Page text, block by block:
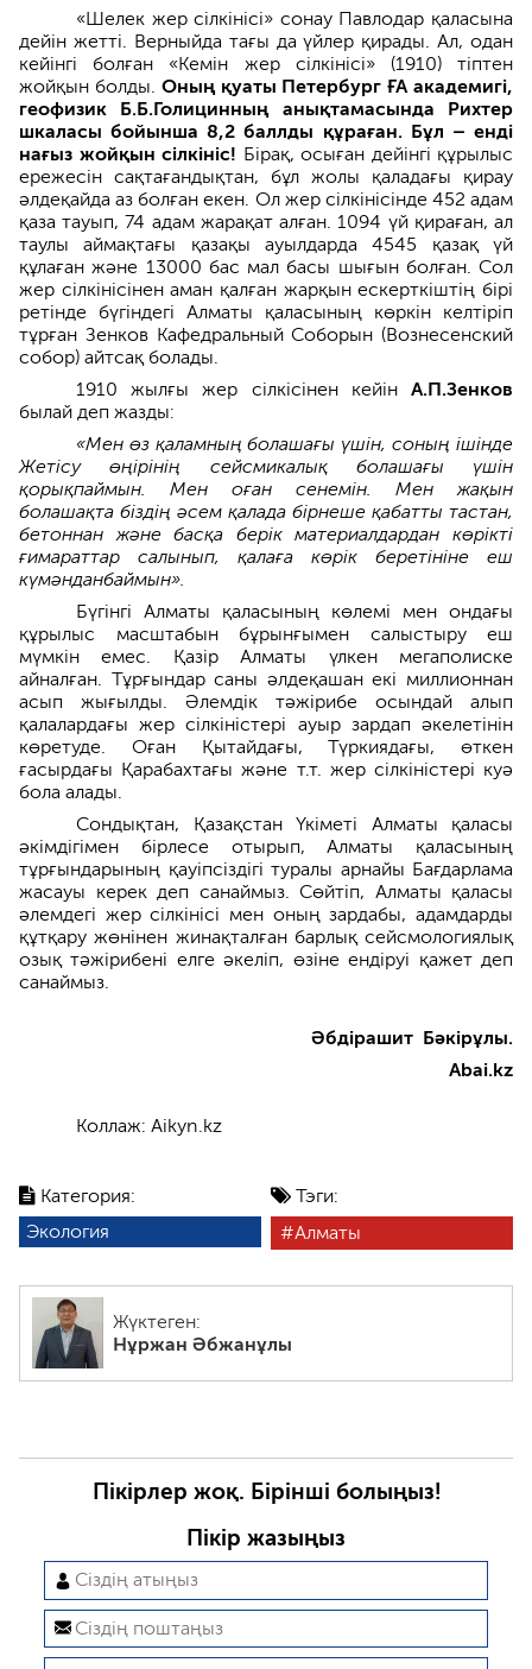
Категория:
Экология
Тэги:
Алматы
Жүктеген:
Нұржан Әбжанұлы
«Шелек жер сілкінісі» сонау Павлодар қаласына
дейін жетті. Верныйда тағы да үйлер қирады. Ал, одан
кейінгі болған «Кемін жер сілкінісі» (1910) тіптен
жойқын болды. Оның қуаты Петербург ҒА академигі,
геофизик Б.Б.Голицинның анықтамасында Рихтер
шкаласы бойынша 8,2 баллды құраған. Бұл –енді
нағыз жойқын сілкініс! Бірақ, осыған дейінгі құрылыс
ережесін сақтағандықтан, бұл жолы қаладағы қирау
әлдеқайда аз болған екен. Ол жер сілкінісінде 452 адам
қаза тауып, 74 адам жарақат алған. 1094 үй қираған, ал
таулы аймақтағы қазақы ауылдарда 4545 қазақ үй
құлаған және 13000 бас мал басы шығын болған. Сол
жер сілкінісінен аман қалған жарқын ескерткіштің бірі
ретінде бүгіндегі Алматы қаласының көркін келтіріп
тұрған Зенков Кафедральный Соборын (Вознесенский
собор) айтсақ болады.
1910 жылғы жер сілкісінен кейін А.П.Зенков
былай деп жазды:
«Мен өз қаламның болашағы үшін, соның ішінде
Жетісу өңірінің сейсмикалық болашағы үшін
қорықпаймын. Мен оған сенемін. Мен жақын
болашақта біздің әсем қалада бірнеше қабатты тастан,
бетоннан және басқа берік материалдардан көрікті
ғимараттар салынып, қалаға көрік беретініне еш
күмәнданбаймын».
Бүгінгі Алматы қаласының көлемі мен ондағы
құрылыс масштабын бұрынғымен салыстыру еш
мүмкін емес. Қазір Алматы үлкен мегаполиске
айналған. Тұрғындар саны әлдеқашан екі миллионнан
асып жығылды. Әлемдік тәжірибе осындай алып
қалалардағы жер сілкіністері ауыр зардап әкелетінін
көретуде. Оған Қытайдағы, Түркиядағы, өткен
ғасырдағы Қарабахтағы және т.т. жер сілкіністері куә
бола алады.
Сондықтан, Қазақстан Үкіметі Алматы қаласы
әкімдігімен бірлесе отырып, Алматы қаласының
тұрғындарының қауіпсіздігі туралы арнайы Бағдарлама
жасауы керек деп санаймыз. Сөйтіп, Алматы қаласы
әлемдегі жер сілкінісі мен оның зардабы, адамдарды
құтқару жөнінен жинақталған барлық сейсмологиялық
озық тәжірибені елге әкеліп, өзіне ендіруі қажет деп
санаймыз.
Әбдірашит Бәкірұлы.
Abai.kz
Коллаж: Aikyn.kz
Пікірлер жоқ. Бірінші болыңыз!
Пікір жазыңыз